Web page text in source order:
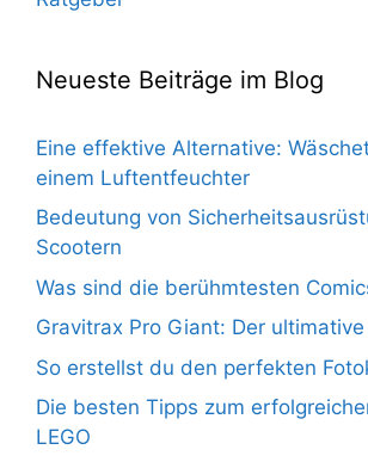
Neueste Beiträge im Blog
Eine effektive Alternative:
einem Luftentfeuchter
Bedeutung von
Scootern
Was sind die berühmtesten
Gravitrax Pro Giant: Der
So erstellst du den perfekten
Die besten Tipps zum
LEGO